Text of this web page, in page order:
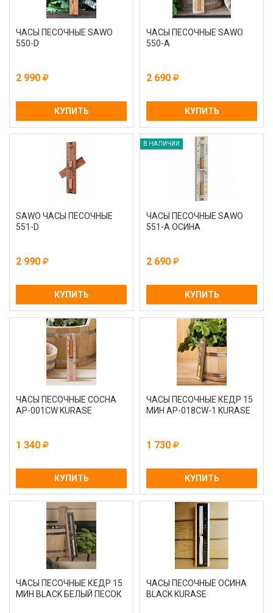
ЧАСЫ ПЕСОЧНЫЕ SAWO
550-D
2 990
КУПИТЬ
ЧАСЫ ПЕСОЧНЫЕ SAWO
550-А
2 690
КУПИТЬ
SAWO ЧАСЫ ПЕСОЧНЫЕ
551-D
2 990
КУПИТЬ
В НАЛИЧИИ
ЧАСЫ ПЕСОЧНЫЕ SAWO
551-А ОСИНА
2 690
КУПИТЬ
ЧАСЫ ПЕСОЧНЫЕ СОСНА
AP-001CW KURASE
1 340
КУПИТЬ
ЧАСЫ ПЕСОЧНЫЕ КЕДР 15
МИН AP-018CW-1 KURASE
1 730
КУПИТЬ
ЧАСЫ ПЕСОЧНЫЕ КЕДР 15
МИН BLACK БЕЛЫЙ ПЕСОК
ЧАСЫ ПЕСОЧНЫЕ ОСИНА
BLACK KURASE